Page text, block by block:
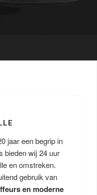
jaar een begrip in
bieden wij 24 uur
en omstreken.
gebruik van
en moderne